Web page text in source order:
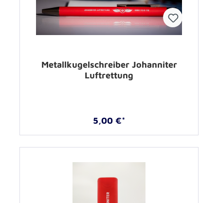
Metallkugelschreiber Johanniter
Luftrettung
5,00 €*